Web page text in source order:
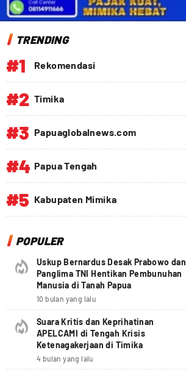
TRENDING
#1 Rekomendasi
#2 Timika
#3 Papuaglobalnews.com
#4 Papua Tengah
#5 Kabupaten Mimika
POPULER
Uskup Bernardus Desak Prabowo dan
Panglima TNI Hentikan Pembunuhan
Manusia di Tanah Papua
10 bulan yang lalu
Suara Kritis dan Keprihatinan
APELCAMI di Tengah Krisis
Ketenagakerjaan di Timika
4 bulan yang lalu